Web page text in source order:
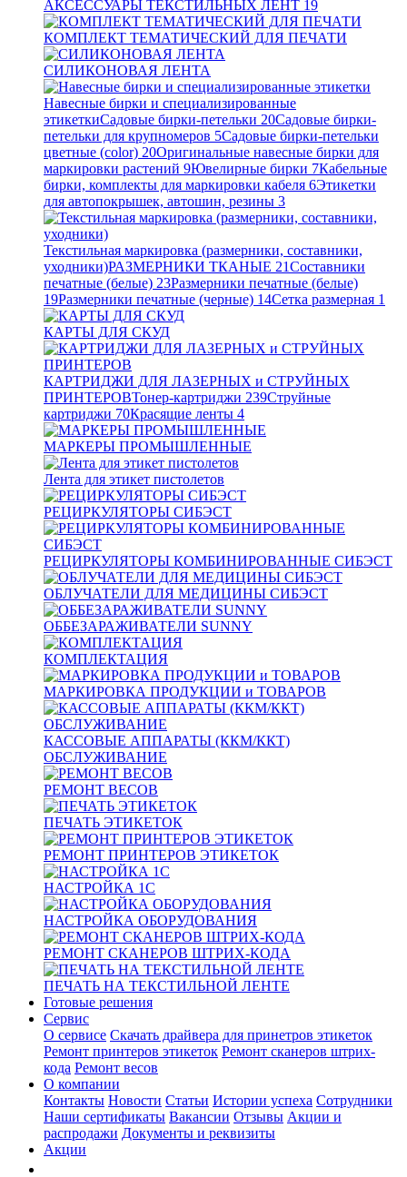
АКСЕССУАРЫ ТЕКСТИЛЬНЫХ ЛЕНТ 19
КОМПЛЕКТ ТЕМАТИЧЕСКИЙ ДЛЯ ПЕЧАТИ
СИЛИКОНОВАЯ ЛЕНТА
Навесные бирки и специализированные
этикеткиСадовые бирки-петельки 20Садовые бирки-
петельки для крупномеров 5Садовые бирки-петельки
цветные (color) 20Оригинальные навесные бирки для
маркировки растений 9Ювелирные бирки 7Кабельные
бирки, комплекты для маркировки кабеля 6Этикетки
для автопокрышек, автошин, резины 3
Текстильная маркировка (размерники, составники,
уходники)РАЗМЕРНИКИ ТКАНЫЕ 21Составники
печатные (белые) 23Размерники печатные (белые)
19Размерники печатные (черные) 14Сетка размерная 1
КАРТЫ ДЛЯ СКУД
КАРТРИДЖИ ДЛЯ ЛАЗЕРНЫХ и СТРУЙНЫХ
ПРИНТЕРОВТонер-картриджи 239Струйные
картриджи 70Красящие ленты 4
МАРКЕРЫ ПРОМЫШЛЕННЫЕ
Лента для этикет пистолетов
РЕЦИРКУЛЯТОРЫ СИБЭСТ
РЕЦИРКУЛЯТОРЫ КОМБИНИРОВАННЫЕ СИБЭСТ
ОБЛУЧАТЕЛИ ДЛЯ МЕДИЦИНЫ СИБЭСТ
ОББЕЗАРАЖИВАТЕЛИ SUNNY
КОМПЛЕКТАЦИЯ
МАРКИРОВКА ПРОДУКЦИИ и ТОВАРОВ
КАССОВЫЕ АППАРАТЫ (ККМ/ККТ)
ОБСЛУЖИВАНИЕ
РЕМОНТ ВЕСОВ
ПЕЧАТЬ ЭТИКЕТОК
РЕМОНТ ПРИНТЕРОВ ЭТИКЕТОК
НАСТРОЙКА 1С
НАСТРОЙКА ОБОРУДОВАНИЯ
РЕМОНТ СКАНЕРОВ ШТРИХ-КОДА
ПЕЧАТЬ НА ТЕКСТИЛЬНОЙ ЛЕНТЕ
Готовые решения
Сервис
О сервисе Скачать драйвера для принетров этикеток
Ремонт принтеров этикеток Ремонт сканеров штрих-
кода Ремонт весов
О компании
Контакты Новости Статьи Истории успеха Сотрудники
Наши сертификаты Вакансии Отзывы Акции и
распродажи Документы и реквизиты
Акции